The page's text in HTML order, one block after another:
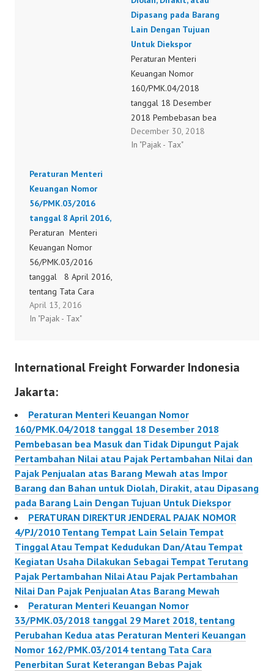
Dipasang pada Barang
Lain Dengan Tujuan
Untuk Diekspor
Peraturan Menteri
Keuangan Nomor
160/PMK.04/2018
tanggal 18 Desember
2018 Pembebasan bea
Masuk dan Tidak
Dipungut Pajak
December 30, 2018
In "Pajak - Tax"
Peraturan Menteri
Keuangan Nomor
56/PMK.03/2016
tanggal 8 April 2016,
Peraturan Menteri
Keuangan Nomor
56/PMK.03/2016
tanggal 8 April 2016,
tentang Tata Cara
Pemberian Fasilitas
Pajak Pertambahan Nilai
Kena Pajak Tertentu
Dan Tata Cara
Pembayaran Pajak
Pertambahan Nilai Tidak
Dipungut Yang Telah
Diberikan Serta
Pengenaan Sanksi.
56/PMK.03/2016
April 13, 2016
In "Pajak - Tax"
International Freight Forwarder Indonesia
Jakarta:
Peraturan Menteri Keuangan Nomor
160/PMK.04/2018 tanggal 18 Desember 2018
Pembebasan bea Masuk dan Tidak Dipungut Pajak
Pertambahan Nilai atau Pajak Pertambahan Nilai dan
Pajak Penjualan atas Barang Mewah atas Impor
Barang dan Bahan untuk Diolah, Dirakit, atau Dipasang
pada Barang Lain Dengan Tujuan Untuk Diekspor
PERATURAN DIREKTUR JENDERAL PAJAK NOMOR
4/PJ/2010 Tentang Tempat Lain Selain Tempat
Tinggal Atau Tempat Kedudukan Dan/Atau Tempat
Kegiatan Usaha Dilakukan Sebagai Tempat Terutang
Pajak Pertambahan Nilai Atau Pajak Pertambahan
Nilai Dan Pajak Penjualan Atas Barang Mewah
Peraturan Menteri Keuangan Nomor
33/PMK.03/2018 tanggal 29 Maret 2018, tentang
Perubahan Kedua atas Peraturan Menteri Keuangan
Nomor 162/PMK.03/2014 tentang Tata Cara
Penerbitan Surat Keterangan Bebas Pajak